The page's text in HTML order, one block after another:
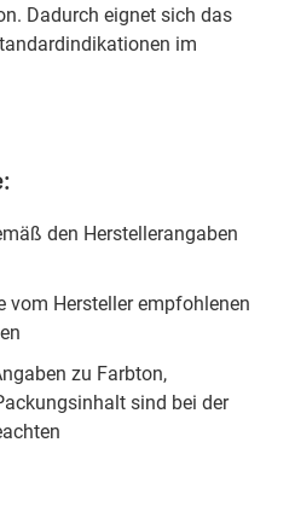
Dadurch eignet sich das
im
den Herstellerangaben
vom Hersteller empfohlenen
zu Farbton,
sind bei der